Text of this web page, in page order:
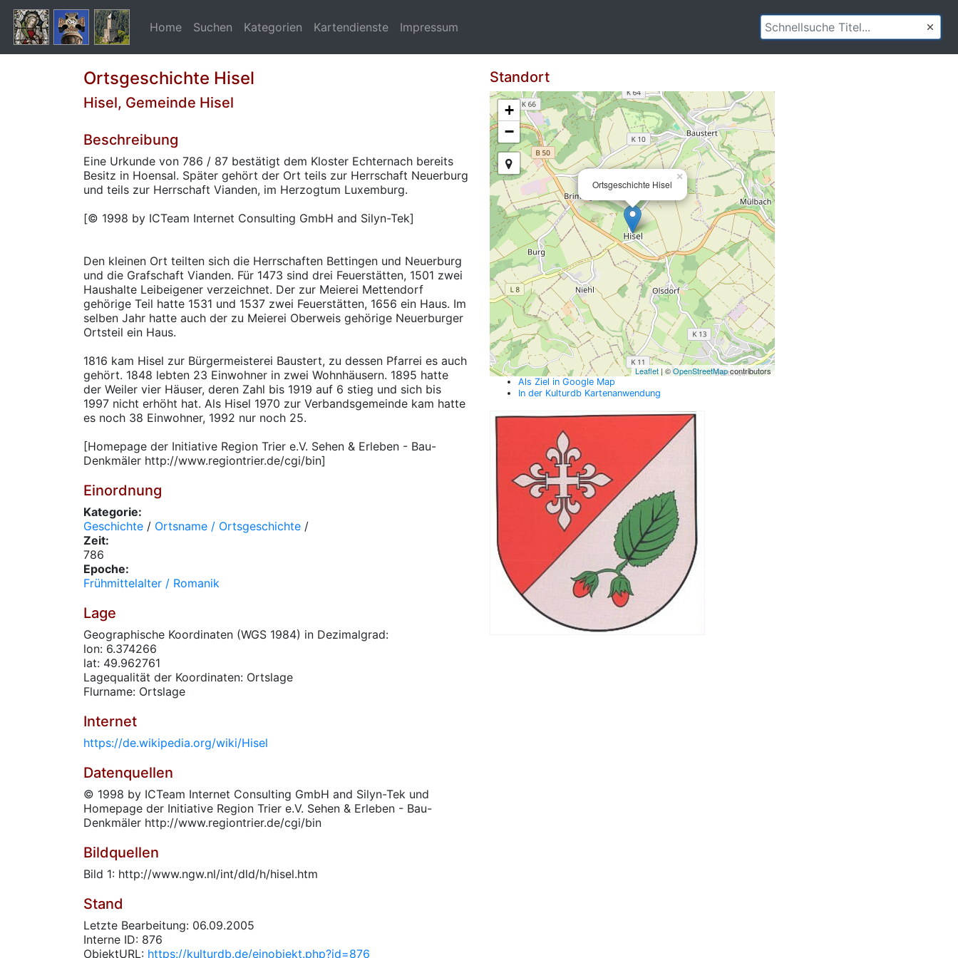
Home Suchen Kategorien Kartendienste Impressum
Ortsgeschichte Hisel
Hisel, Gemeinde Hisel
Beschreibung
Eine Urkunde von 786 / 87 bestätigt dem Kloster Echternach bereits
Besitz in Hoensal. Später gehört der Ort teils zur Herrschaft Neuerburg
und teils zur Herrschaft Vianden, im Herzogtum Luxemburg.
[© 1998 by ICTeam Internet Consulting GmbH and Silyn-Tek]
Den kleinen Ort teilten sich die Herrschaften Bettingen und Neuerburg
und die Grafschaft Vianden. Für 1473 sind drei Feuerstätten, 1501 zwei
Haushalte Leibeigener verzeichnet. Der zur Meierei Mettendorf
gehörige Teil hatte 1531 und 1537 zwei Feuerstätten, 1656 ein Haus. Im
selben Jahr hatte auch der zu Meierei Oberweis gehörige Neuerburger
Ortsteil ein Haus.
1816 kam Hisel zur Bürgermeisterei Baustert, zu dessen Pfarrei es auch
gehört. 1848 lebten 23 Einwohner in zwei Wohnhäusern. 1895 hatte
der Weiler vier Häuser, deren Zahl bis 1919 auf 6 stieg und sich bis
1997 nicht erhöht hat. Als Hisel 1970 zur Verbandsgemeinde kam hatte
es noch 38 Einwohner, 1992 nur noch 25.
[Homepage der Initiative Region Trier e.V. Sehen & Erleben - Bau-
Denkmäler http://www.regiontrier.de/cgi/bin]
Einordnung
Kategorie:
Geschichte / Ortsname / Ortsgeschichte /
Zeit:
786
Epoche:
Frühmittelalter / Romanik
Lage
Geographische Koordinaten (WGS 1984) in Dezimalgrad:
lon: 6.374266
lat: 49.962761
Lagequalität der Koordinaten: Ortslage
Flurname: Ortslage
Internet
https://de.wikipedia.org/wiki/Hisel
Datenquellen
© 1998 by ICTeam Internet Consulting GmbH and Silyn-Tek und
Homepage der Initiative Region Trier e.V. Sehen & Erleben - Bau-
Denkmäler http://www.regiontrier.de/cgi/bin
Bildquellen
Bild 1: http://www.ngw.nl/int/dld/h/hisel.htm
Stand
Letzte Bearbeitung: 06.09.2005
Interne ID: 876
ObjektURL: https://kulturdb.de/einobjekt.php?id=876
Standort
Ortsgeschichte Hisel
×
+
−
Leaflet | ©OpenStreetMapcontributors
Als Ziel in Google Map
In der Kulturdb Kartenanwendung